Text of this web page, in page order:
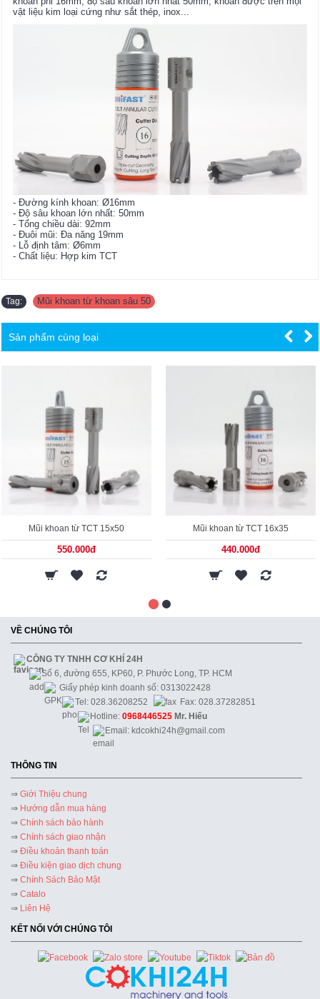
vật liệu kim loại cứng như sắt thép, inox...
- Đường kính khoan: Ø16mm
- Độ sâu khoan lớn nhất: 50mm
- Tổng chiều dài: 92mm
- Đuôi mũi: Đa năng 19mm
- Lỗ định tâm: Ø6mm
- Chất liệu: Hợp kim TCT
Tag: Mũi khoan từ khoan sâu 50
Sản phẩm cùng loại
Mũi khoan từ TCT 15x50
550.000đ
Mũi khoan từ TCT 16x35
440.000đ
VỀ CHÚNG TÔI
CÔNG TY TNHH CƠ KHÍ 24H
Số 6, đường 655, KP60, P. Phước Long, TP. HCM
Giấy phép kinh doanh số: 0313022428
Tel: 028.36208252
Fax: 028.37282851
Hotline: 0968446525 Mr. Hiếu
Email: kdcokhi24h@gmail.com
THÔNG TIN
⇒ Giới Thiệu chung
⇒ Hướng dẫn mua hàng
⇒ Chính sách bảo hành
⇒ Chính sách giao nhận
⇒ Điều khoản thanh toán
⇒ Điều kiện giao dịch chung
⇒ Chính Sách Bảo Mật
⇒ Catalo
⇒ Liên Hệ
KẾT NỐI VỚI CHÚNG TÔI